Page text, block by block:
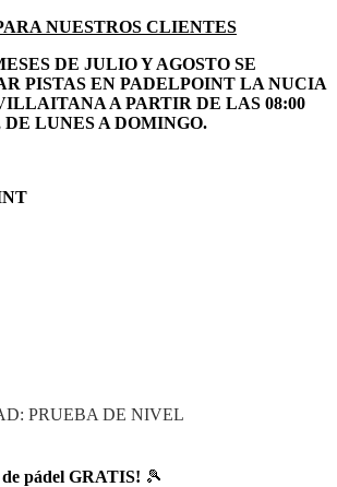
NUESTROS CLIENTES
DE JULIO Y AGOSTO SE
PISTAS EN PADELPOINT LA NUCIA
A PARTIR DE LAS 08:00
LUNES A DOMINGO.
PRUEBA DE NIVEL
pádel GRATIS! 🎾